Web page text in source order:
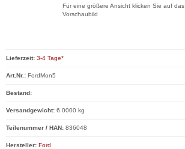
Für eine größere Ansicht klicken Sie auf das
Vorschaubild
Lieferzeit: 3-4 Tage*
Art.Nr.: FordMon5
Bestand:
Versandgewicht: 6.0000 kg
Teilenummer / HAN: 836048
Hersteller: Ford